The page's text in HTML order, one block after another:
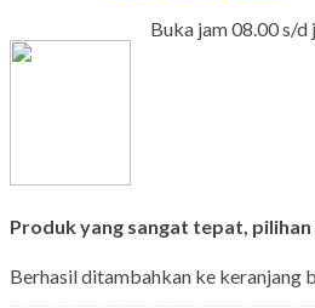
Buka jam 08.00 s/d
Produk yang sangat tepat, pilihan
Berhasil ditambahkan ke keranjang